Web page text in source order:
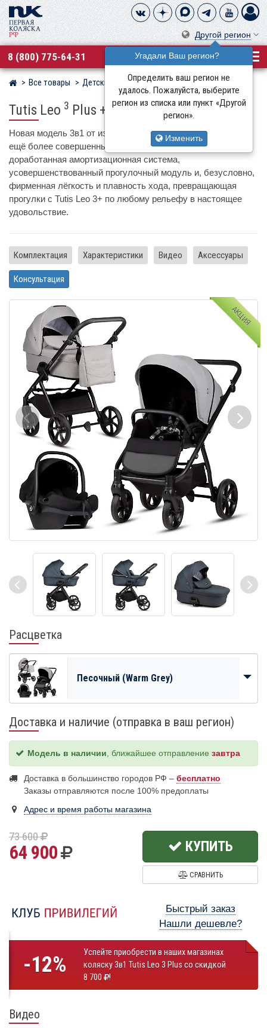
Другой регион
Угадали Ваш регион?
Определить ваш регион не
удалось. Пожалуйста, выберите
регион из списка или пункт «Другой
регион».
Изменить
8 (800) 775-64-31
Магазин детских колясок
Все товары Детские коляски Tutis
Tutis Leo 3 Plus + Elo Lux
Новая модель 3в1 от известного бренда Tutis приобрела
ещё более совершенный облик: элегантный дизайн шасси,
доработанная амортизационная система,
усовершенствованный прогулочный модуль и, безусловно,
фирменная лёгкость и плавность хода, превращающая
прогулки с Tutis Leo 3+ по любому рельефу в настоящее
удовольствие.
Комплектация Характеристики Видео Аксессуары
Консультация
АКЦИЯ
Расцветка
Песочный (Warm Grey)
Доставка и наличие (отправка в ваш регион)
Модель в наличии , ближайшее отправление завтра
Доставка в большинство городов РФ – бесплатно
Заказы отправляются после 100% предоплаты
Адрес и время работы магазина
73 600
64 900 КУПИТЬ
СРАВНИТЬ
Быстрый заказ
Нашли дешевле?
-12%
Успейте приобрести в наших магазинах
коляску 3в1 Tutis Leo 3 Plus со скидкой
8 700
!
Видео